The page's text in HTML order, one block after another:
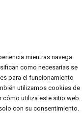
mientras navega
como necesarias se
para el funcionamiento
utilizamos cookies de
cómo utiliza este sitio web.
con su consentimiento.